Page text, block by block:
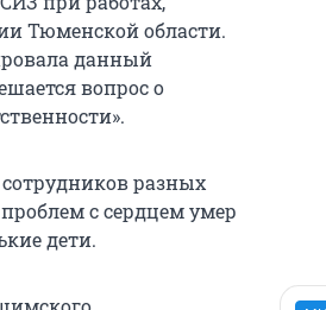
Тюменской области.
данный
вопрос о
разных
с сердцем умер
дети.